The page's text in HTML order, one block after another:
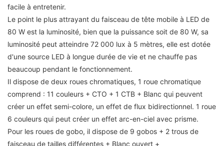
facile à entretenir.
Le point le plus attrayant du faisceau de tête mobile à LED de
80 W est la luminosité, bien que la puissance soit de 80 W, sa
luminosité peut atteindre 72 000 lux à 5 mètres, elle est dotée
d'une source LED à longue durée de vie et ne chauffe pas
beaucoup pendant le fonctionnement.
Il dispose de deux roues chromatiques, 1 roue chromatique
comprend : 11 couleurs + CTO + 1 CTB + Blanc qui peuvent
créer un effet semi-colore, un effet de flux bidirectionnel. 1 roue
6 couleurs qui peut créer un effet arc-en-ciel avec prisme.
Pour les roues de gobo, il dispose de 9 gobos + 2 trous de
faisceau de tailles différentes + Blanc ouvert +